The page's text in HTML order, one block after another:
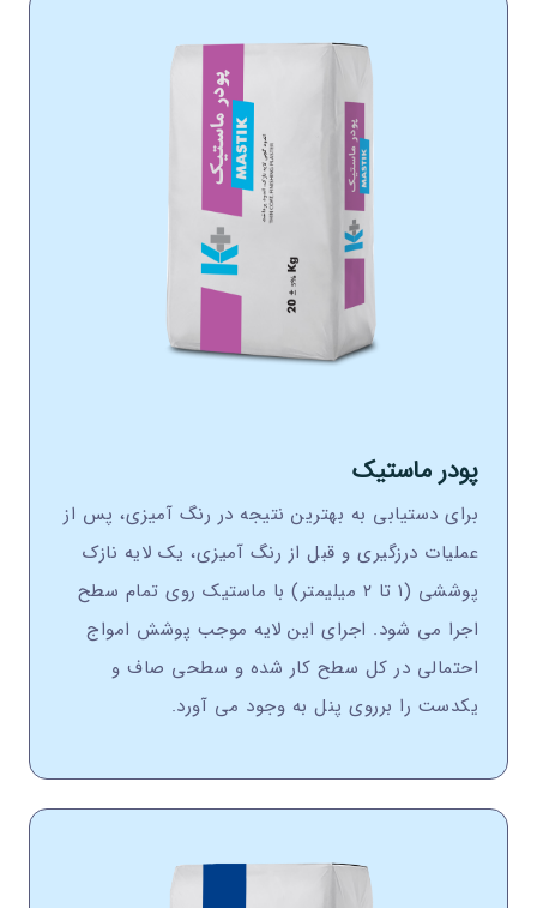
پودر ماستیک
برای دستیابی به بهترین نتیجه در رنگ آمیزی، پس از
عملیات درزگیری و قبل از رنگ آمیزی، یک لایه نازک
پوششی (۱ تا ۲ میلیمتر) با ماستیک روی تمام سطح
اجرا می شود. اجرای این لایه موجب پوشش امواج
احتمالی در کل سطح کار شده و سطحی صاف و
یکدست را برروی پنل به وجود می آورد.